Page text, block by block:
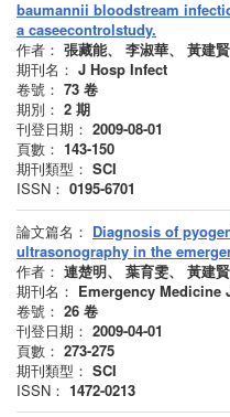
baumannii bloodstream
a caseecontrolstudy.
作者： 張藏能、 李淑華、 黃建賢
期刊名： J Hosp Infect
卷號： 73 卷
期別： 2 期
刊登日期： 2009-08-01
頁數： 143-150
期刊類型： SCI
ISSN： 0195-6701
論文篇名： Diagnosis of
ultrasonography in the
作者： 連楚明、 葉育雯、 黃建賢
期刊名： Emergency Medicine
卷號： 26 卷
刊登日期： 2009-04-01
頁數： 273-275
期刊類型： SCI
ISSN： 1472-0213